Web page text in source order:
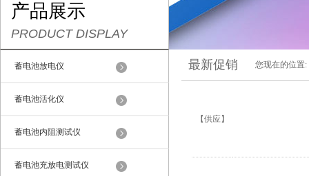
产品展示
PRODUCT DISPLAY
蓄电池放电仪
蓄电池活化仪
蓄电池内阻测试仪
蓄电池充放电测试仪
最新促销 您现在的位置:
【供应】